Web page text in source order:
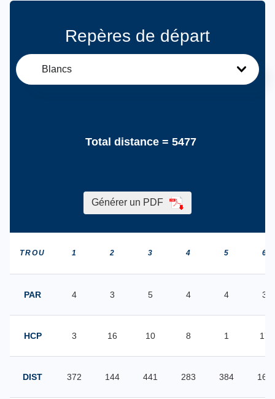
Repères de départ
Blancs
Total distance = 5477
Générer un PDF
TROU 1 2 3 4 5 6
PAR 4 3 5 4 4 3
HCP 3 16 10 8 1 17
DIST 372 144 441 283 384 164